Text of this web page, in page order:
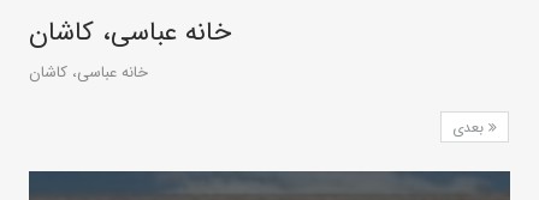
خانه عباسی، کاشان
خانه عباسی، کاشان